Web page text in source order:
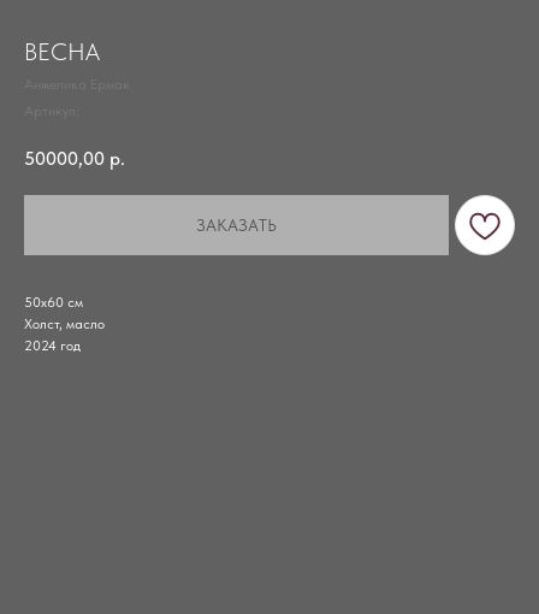
ВЕСНА
50000,00 р.
ЗАКАЗАТЬ
50х60 см
Холст, масло
2024 год